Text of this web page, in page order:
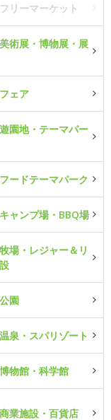
フリーマーケット
美術展・博物展・展
フェア
遊園地・テーマパー
フードテーマパーク
キャンプ場・BBQ場
牧場・レジャー＆リ
公園
温泉・スパリゾート
博物館・科学館
商業施設・百貨店